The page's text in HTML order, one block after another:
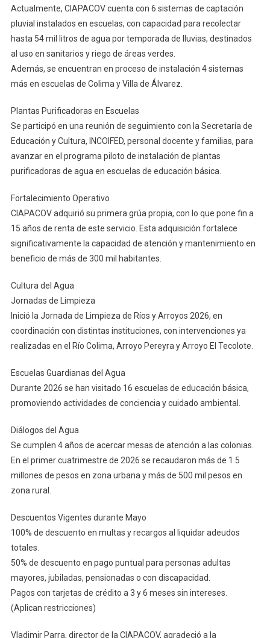
Actualmente, CIAPACOV cuenta con 6 sistemas de captación
pluvial instalados en escuelas, con capacidad para recolectar
hasta 54 mil litros de agua por temporada de lluvias, destinados
al uso en sanitarios y riego de áreas verdes.
Además, se encuentran en proceso de instalación 4 sistemas
más en escuelas de Colima y Villa de Álvarez.
Plantas Purificadoras en Escuelas
Se participó en una reunión de seguimiento con la Secretaría de
Educación y Cultura, INCOIFED, personal docente y familias, para
avanzar en el programa piloto de instalación de plantas
purificadoras de agua en escuelas de educación básica.
Fortalecimiento Operativo
CIAPACOV adquirió su primera grúa propia, con lo que pone fin a
15 años de renta de este servicio. Esta adquisición fortalece
significativamente la capacidad de atención y mantenimiento en
beneficio de más de 300 mil habitantes.
Cultura del Agua
Jornadas de Limpieza
Inició la Jornada de Limpieza de Ríos y Arroyos 2026, en
coordinación con distintas instituciones, con intervenciones ya
realizadas en el Río Colima, Arroyo Pereyra y Arroyo El Tecolote.
Escuelas Guardianas del Agua
Durante 2026 se han visitado 16 escuelas de educación básica,
promoviendo actividades de conciencia y cuidado ambiental.
Diálogos del Agua
Se cumplen 4 años de acercar mesas de atención a las colonias.
En el primer cuatrimestre de 2026 se recaudaron más de 1.5
millones de pesos en zona urbana y más de 500 mil pesos en
zona rural.
Descuentos Vigentes durante Mayo
100% de descuento en multas y recargos al liquidar adeudos
totales.
50% de descuento en pago puntual para personas adultas
mayores, jubiladas, pensionadas o con discapacidad.
Pagos con tarjetas de crédito a 3 y 6 meses sin intereses.
(Aplican restricciones)
Vladimir Parra, director de la CIAPACOV, agradeció a la